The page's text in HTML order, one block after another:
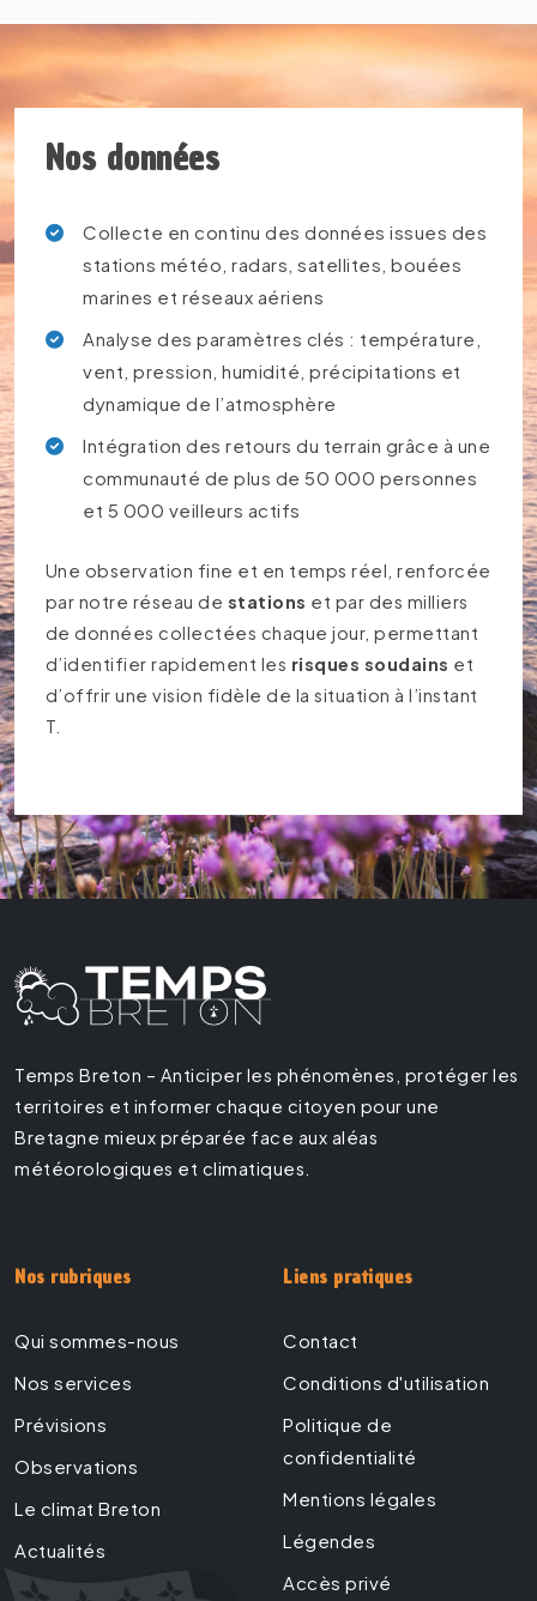
Nos données
Collecte en continu des données issues des
stations météo, radars, satellites, bouées
marines et réseaux aériens
Analyse des paramètres clés : température,
vent, pression, humidité, précipitations et
dynamique de l’atmosphère
Intégration des retours du terrain grâce à une
communauté de plus de 50 000 personnes
et 5 000 veilleurs actifs
Une observation fine et en temps réel, renforcée
par notre réseau de stations et par des milliers
de données collectées chaque jour, permettant
d’identifier rapidement les risques soudains et
d’offrir une vision fidèle de la situation à l’instant
T.
Temps Breton – Anticiper les phénomènes, protéger les
territoires et informer chaque citoyen pour une
Bretagne mieux préparée face aux aléas
météorologiques et climatiques.
Nos rubriques
Qui sommes-nous
Nos services
Prévisions
Observations
Le climat Breton
Actualités
Liens pratiques
Contact
Conditions d'utilisation
Politique de
confidentialité
Mentions légales
Légendes
Accès privé